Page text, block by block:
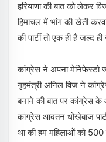
हरियाणा की बात को लेकर
हिमाचल में भांग की खेती
की पार्टी तो एक ही है जल्द
कांग्रेस ने अपना मेनिफेस्टो
गृहमंत्री अनिल विज ने
बनाने की बात पर कांग्रेस
कांग्रेस आदतन धोखेबाज
था की हम महिलाओं को